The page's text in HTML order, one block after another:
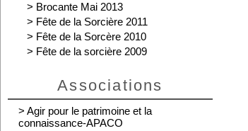
> Brocante Mai 2013
> Fête de la Sorcière 2011
> Fête de la Sorcère 2010
> Fête de la sorcière 2009
Associations
> Agir pour le patrimoine et la
connaissance-APACO